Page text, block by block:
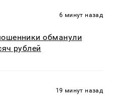
6 минут назад
обманули
рублей
19 минут назад